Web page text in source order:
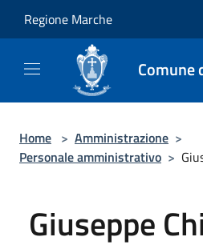
Regione Marche
Comune
Home > Amministrazione >
Personale amministrativo >
Giuseppe